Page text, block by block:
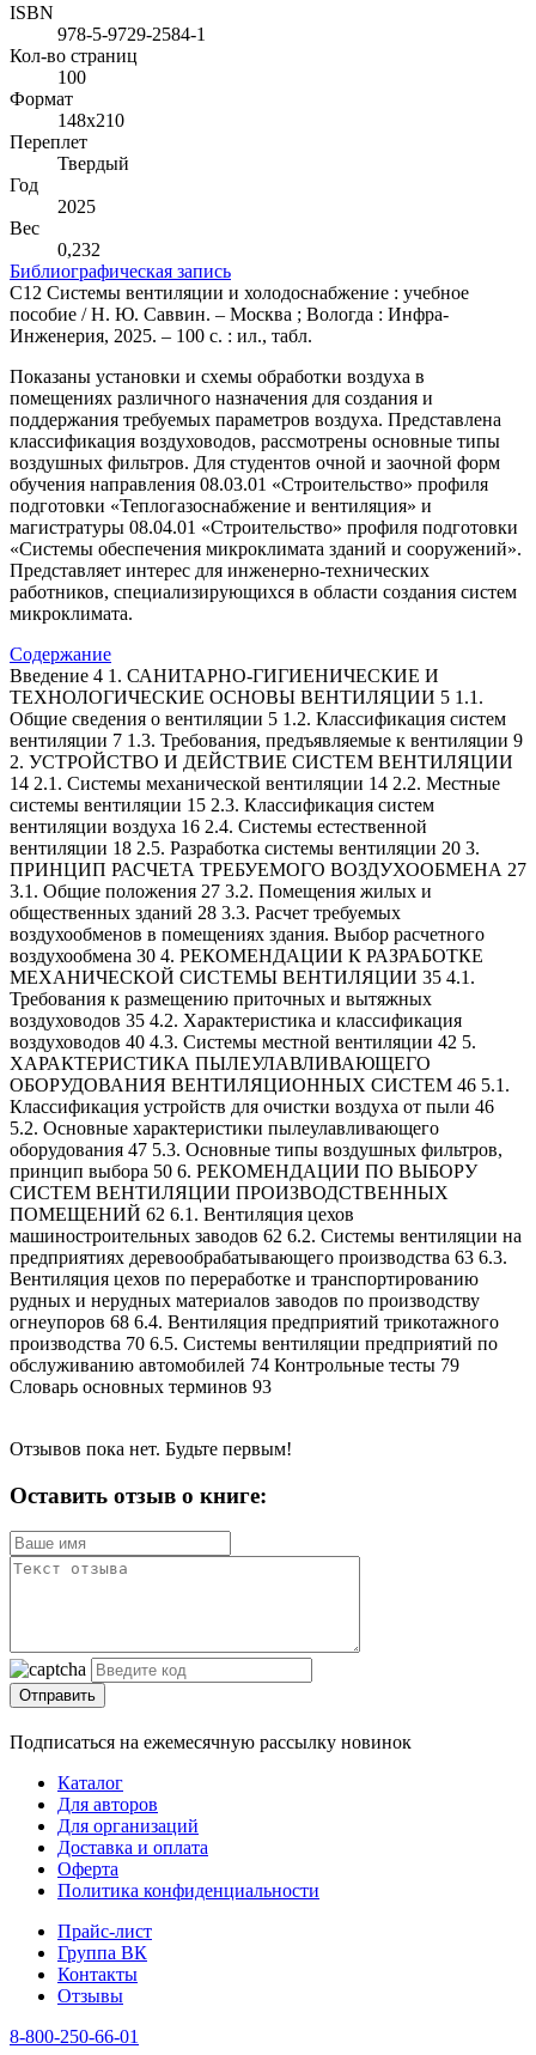
ISBN
978-5-9729-2584-1
Кол-во страниц
100
Формат
148х210
Переплет
Твердый
Год
2025
Вес
0,232
Библиографическая запись
С12 Системы вентиляции и холодоснабжение : учебное
пособие / Н. Ю. Саввин. – Москва ; Вологда : Инфра-
Инженерия, 2025. – 100 с. : ил., табл.
Показаны установки и схемы обработки воздуха в
помещениях различного назначения для создания и
поддержания требуемых параметров воздуха. Представлена
классификация воздуховодов, рассмотрены основные типы
воздушных фильтров. Для студентов очной и заочной форм
обучения направления 08.03.01 «Строительство» профиля
подготовки «Теплогазоснабжение и вентиляция» и
магистратуры 08.04.01 «Строительство» профиля подготовки
«Системы обеспечения микроклимата зданий и сооружений».
Представляет интерес для инженерно-технических
работников, специализирующихся в области создания систем
микроклимата.
Содержание
Введение 4 1. САНИТАРНО-ГИГИЕНИЧЕСКИЕ И
ТЕХНОЛОГИЧЕСКИЕ ОСНОВЫ ВЕНТИЛЯЦИИ 5 1.1.
Общие сведения о вентиляции 5 1.2. Классификация систем
вентиляции 7 1.3. Требования, предъявляемые к вентиляции 9
2. УСТРОЙСТВО И ДЕЙСТВИЕ СИСТЕМ ВЕНТИЛЯЦИИ
14 2.1. Системы механической вентиляции 14 2.2. Местные
системы вентиляции 15 2.3. Классификация систем
вентиляции воздуха 16 2.4. Системы естественной
вентиляции 18 2.5. Разработка системы вентиляции 20 3.
ПРИНЦИП РАСЧЕТА ТРЕБУЕМОГО ВОЗДУХООБМЕНА 27
3.1. Общие положения 27 3.2. Помещения жилых и
общественных зданий 28 3.3. Расчет требуемых
воздухообменов в помещениях здания. Выбор расчетного
воздухообмена 30 4. РЕКОМЕНДАЦИИ К РАЗРАБОТКЕ
МЕХАНИЧЕСКОЙ СИСТЕМЫ ВЕНТИЛЯЦИИ 35 4.1.
Требования к размещению приточных и вытяжных
воздуховодов 35 4.2. Характеристика и классификация
воздуховодов 40 4.3. Системы местной вентиляции 42 5.
ХАРАКТЕРИСТИКА ПЫЛЕУЛАВЛИВАЮЩЕГО
ОБОРУДОВАНИЯ ВЕНТИЛЯЦИОННЫХ СИСТЕМ 46 5.1.
Классификация устройств для очистки воздуха от пыли 46
5.2. Основные характеристики пылеулавливающего
оборудования 47 5.3. Основные типы воздушных фильтров,
принцип выбора 50 6. РЕКОМЕНДАЦИИ ПО ВЫБОРУ
СИСТЕМ ВЕНТИЛЯЦИИ ПРОИЗВОДСТВЕННЫХ
ПОМЕЩЕНИЙ 62 6.1. Вентиляция цехов
машиностроительных заводов 62 6.2. Системы вентиляции на
предприятиях деревообрабатывающего производства 63 6.3.
Вентиляция цехов по переработке и транспортированию
рудных и нерудных материалов заводов по производству
огнеупоров 68 6.4. Вентиляция предприятий трикотажного
производства 70 6.5. Системы вентиляции предприятий по
обслуживанию автомобилей 74 Контрольные тесты 79
Словарь основных терминов 93
Отзывов пока нет. Будьте первым!
Оставить отзыв о книге:
Отправить
Подписаться на ежемесячную рассылку новинок
Каталог
Для авторов
Для организаций
Доставка и оплата
Оферта
Политика конфиденциальности
Прайс-лист
Группа ВК
Контакты
Отзывы
8-800-250-66-01